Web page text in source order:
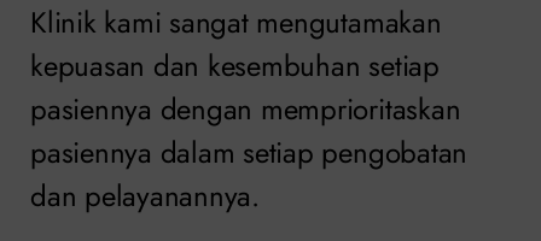
Klinik kami sangat mengutamakan
kepuasan dan kesembuhan setiap
pasiennya dengan memprioritaskan
pasiennya dalam setiap pengobatan
dan pelayanannya.